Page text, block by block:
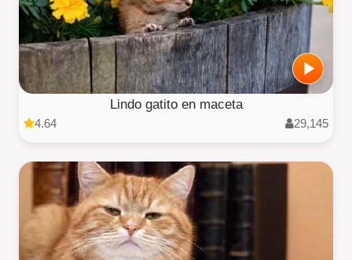
Lindo gatito en maceta
4.64 29,145